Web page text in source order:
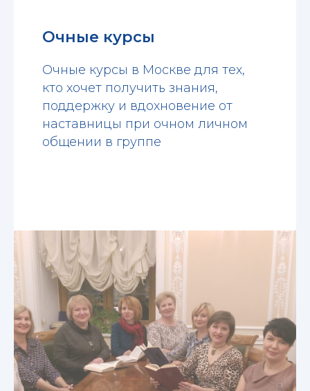
Очные курсы
Очные курсы в Москве для тех,
кто хочет получить знания,
поддержку и вдохновение от
наставницы при очном личном
общении в группе